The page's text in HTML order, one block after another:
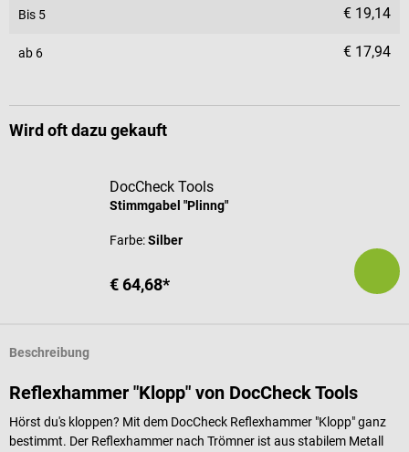
Bis 5 € 19,14
ab 6 € 17,94
Wird oft dazu gekauft
DocCheck Tools
Stimmgabel "Plinng"
Farbe:Silber
€ 64,68*
Beschreibung
Reflexhammer "Klopp" von DocCheck Tools
Hörst du's kloppen? Mit dem DocCheck Reflexhammer "Klopp" ganz
bestimmt. Der Reflexhammer nach Trömner ist aus stabilem Metall